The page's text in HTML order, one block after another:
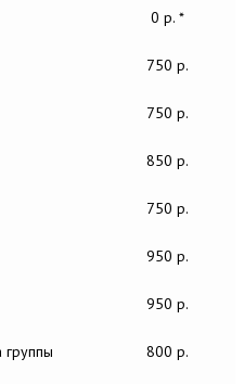
0 р. *
750 р.
750 р.
850 р.
750 р.
950 р.
950 р.
группы 800 р.